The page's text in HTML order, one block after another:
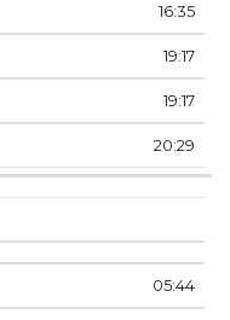
16:35
19:17
19:17
20:29
05:44